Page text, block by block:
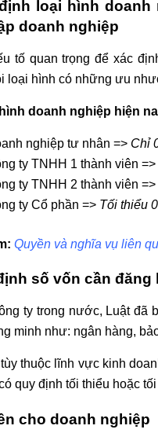
loại hình
doanh nghiệp
tố quan trọng để xác
loại hình có những ưu
doanh nghiệp hiện
nghiệp tư nhân => Chỉ
ty TNHH 1 thành viên =>
ty TNHH 2 thành viên =>
ty Cổ phần => Tối thiểu
Quyền và nghĩa vụ liên
số vốn cần đăng
ty trong nước, Luật đã
minh như: ngân hàng,
thuộc lĩnh vực kinh
quy định tối thiểu hoặc
cho doanh nghiệp